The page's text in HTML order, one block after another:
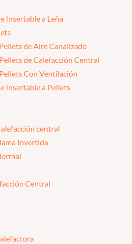
Insertable a Leña
de Aire Canalizado
de Calefacción Central
Con Ventilación
Insertable a Pellets
central
Invertida
Central